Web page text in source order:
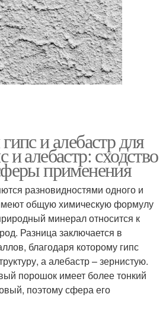
и алебастр для
и алебастр: сходство
применения
разновидностями одного и
общую химическую формулу
минерал относится к
Разница заключается в
благодаря которому гипс
а алебастр – зернистую.
порошок имеет более тонкий
поэтому сфера его